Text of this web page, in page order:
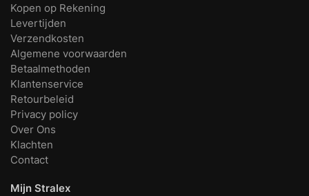
Kopen op Rekening
Levertijden
Verzendkosten
Algemene voorwaarden
Betaalmethoden
Klantenservice
Retourbeleid
Privacy policy
Over Ons
Klachten
Contact
Mijn Stralex